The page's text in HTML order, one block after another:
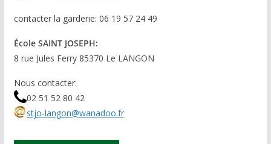
contacter la garderie: 06 19 57 24 49
École SAINT JOSEPH:
8 rue Jules Ferry 85370 Le LANGON
Nous contacter:
02 51 52 80 42
stjo-langon@wanadoo.fr